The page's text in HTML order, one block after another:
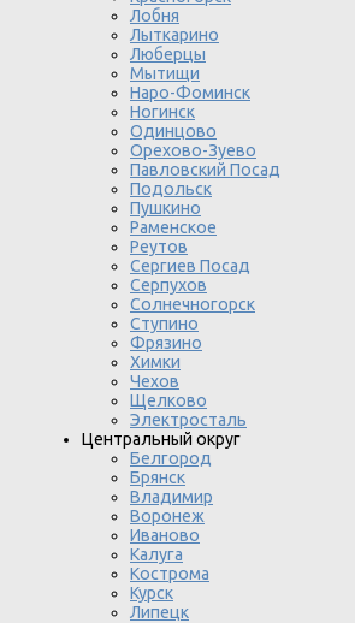
Лобня
Лыткарино
Люберцы
Мытищи
Наро-Фоминск
Ногинск
Одинцово
Орехово-Зуево
Павловский Посад
Подольск
Пушкино
Раменское
Реутов
Сергиев Посад
Серпухов
Солнечногорск
Ступино
Фрязино
Химки
Чехов
Щелково
Электросталь
Центральный округ
Белгород
Брянск
Владимир
Воронеж
Иваново
Калуга
Кострома
Курск
Липецк